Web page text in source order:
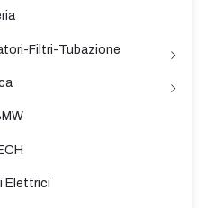
Filtri-Tubazione
Elettrici